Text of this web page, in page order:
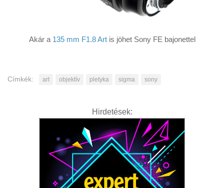
Akár a 135 mm F1.8 Artis jöhet Sony FE bajonettel
Címkék: art objektív pletyka sigma sony
Hirdetések: